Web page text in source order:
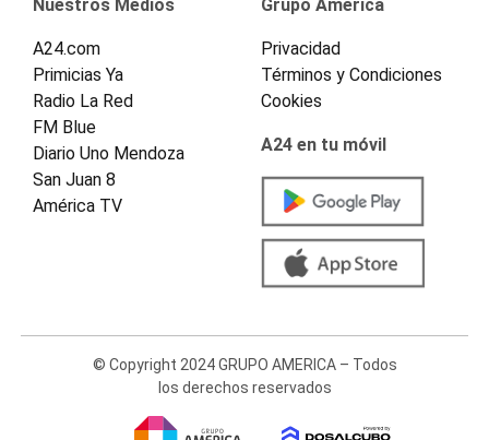
Nuestros Medios
A24.com
Primicias Ya
Radio La Red
FM Blue
Diario Uno Mendoza
San Juan 8
América TV
Grupo América
Privacidad
Términos y Condiciones
Cookies
A24 en tu móvil
© Copyright 2024 GRUPO AMERICA – Todos
los derechos reservados